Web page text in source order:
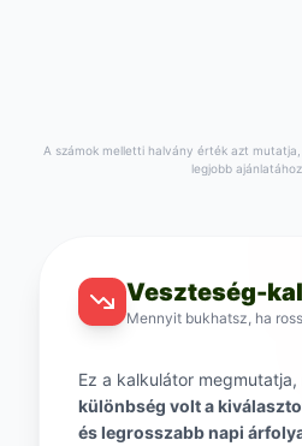
A számok melletti halvány érték azt
legjobb
Veszteség-
Mennyit bukhatsz, ha
Ez a kalkulátor megmutatja,
különbség volt a
és legrosszabb napi